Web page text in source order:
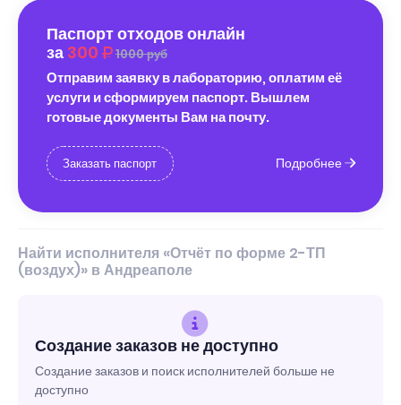
Паспорт отходов онлайн
за 300 1000 руб
Отправим заявку в лабораторию, оплатим её
услуги и сформируем паспорт. Вышлем
готовые документы Вам на почту.
Заказать паспорт Подробнее
Найти исполнителя «Отчёт по форме 2-ТП
(воздух)» в Андреаполе
Создание заказов не доступно
Создание заказов и поиск исполнителей больше не
доступно